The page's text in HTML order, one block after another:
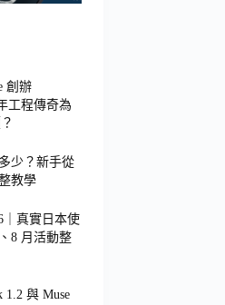
創辦
工程傳奇為
少？新手從
教學
｜真實日本使
8 月活動整
1.2 與 Muse